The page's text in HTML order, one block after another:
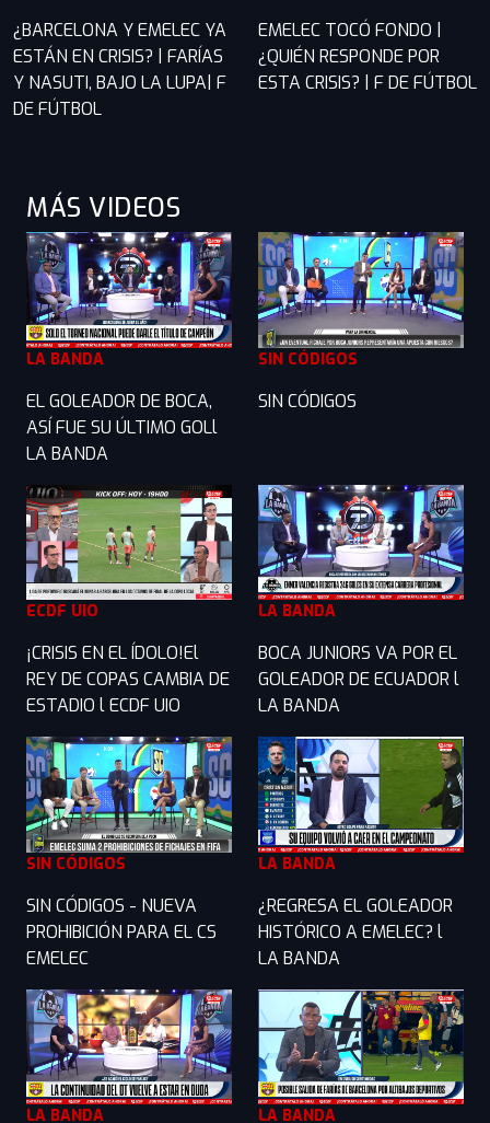
¿BARCELONA Y EMELEC YA
ESTÁN EN CRISIS? | FARÍAS
Y NASUTI, BAJO LA LUPA| F
DE FÚTBOL
EMELEC TOCÓ FONDO |
¿QUIÉN RESPONDE POR
ESTA CRISIS? | F DE FÚTBOL
MÁS VIDEOS
LA BANDA
EL GOLEADOR DE BOCA,
ASÍ FUE SU ÚLTIMO GOLl
LA BANDA
SIN CÓDIGOS
SIN CÓDIGOS
ECDF UIO
¡CRISIS EN EL ÍDOLO!El
REY DE COPAS CAMBIA DE
ESTADIO l ECDF UIO
LA BANDA
BOCA JUNIORS VA POR EL
GOLEADOR DE ECUADOR l
LA BANDA
SIN CÓDIGOS
SIN CÓDIGOS - NUEVA
PROHIBICIÓN PARA EL CS
EMELEC
LA BANDA
¿REGRESA EL GOLEADOR
HISTÓRICO A EMELEC? l
LA BANDA
LA BANDA LA BANDA